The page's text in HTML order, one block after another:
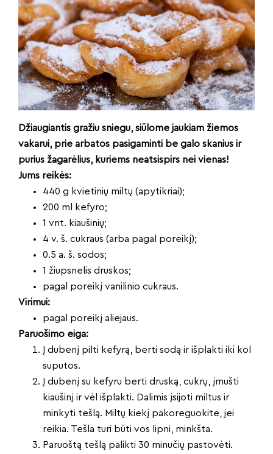
Džiaugiantis gražiu sniegu, siūlome jaukiam žiemos
vakarui, prie arbatos pasigaminti be galo skanius ir
purius žagarėlius, kuriems neatsispirs nei vienas!
Jums reikės:
440 g kvietinių miltų (apytikriai);
200 ml kefyro;
1 vnt. kiaušinių;
4 v. š. cukraus (arba pagal poreikį);
0.5 a. š. sodos;
1 žiupsnelis druskos;
pagal poreikį vanilinio cukraus.
Virimui:
pagal poreikį aliejaus.
Paruošimo eiga:
Į dubenį pilti kefyrą, berti sodą ir išplakti iki kol
suputos.
Į dubenį su kefyru berti druską, cukrų, įmušti
kiaušinį ir vėl išplakti. Dalimis įsijoti miltus ir
minkyti tešlą. Miltų kiekį pakoreguokite, jei
reikia. Tešla turi būti vos lipni, minkšta.
Paruoštą tešlą palikti 30 minučių pastovėti.